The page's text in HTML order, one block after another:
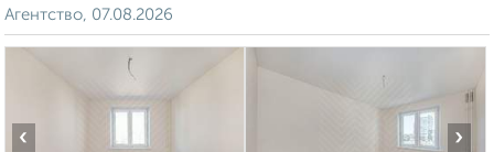
Агентство, 07.08.2026
‹ ›